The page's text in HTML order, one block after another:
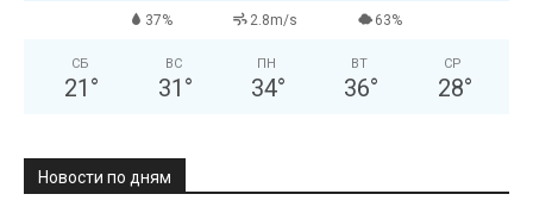
37% 2.8m/s 63%
СБ
21 °
ВС
31 °
ПН
34°
ВТ
36°
СР
28°
Новости по дням